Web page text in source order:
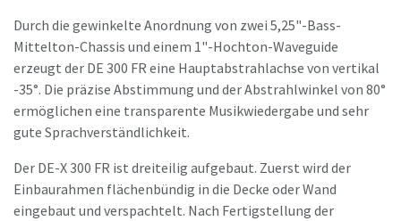
Durch die gewinkelte Anordnung von zwei 5,25"-Bass-
Mittelton-Chassis und einem 1"-Hochton-Waveguide
erzeugt der DE 300 FR eine Hauptabstrahlachse von vertikal
-35°. Die präzise Abstimmung und der Abstrahlwinkel von 80°
ermöglichen eine transparente Musikwiedergabe und sehr
gute Sprachverständlichkeit.
Der DE-X 300 FR ist dreiteilig aufgebaut. Zuerst wird der
Einbaurahmen flächenbündig in die Decke oder Wand
eingebaut und verspachtelt. Nach Fertigstellung der